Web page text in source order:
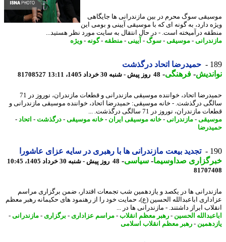
سوگ محرم در بین مازندرانی ها جایگاهی
دارد، به گونه ای که با موسیقی آیینی و بومی این
درآمیخته است. - در ﺣﺎل اﻧﺘﻘﺎل ﺑﻪ ﺳﺎﯾﺖ ﻣﻮرد ﻧﻈﺮ ﻫﺴﺘﯿﺪ...
- موسیقی-سوگ-آیینی -منطقه-گونه-ویژه
حمیدرضا اتحاد درگذشت
-فرهنگی-48 روز پیش - شنبه 30 خرداد 1405، 13:11 81708527
حمیدرضا اتحاد، خواننده موسیقی مازندرانی و قطعات مازندران، نوروز در 71
درگذشت. - خانه موسیقی: حمیدرضا اتحاد، خواننده موسیقی مازندرانی و
مازندران، نوروز در 71 سالگی درگذشت. ...
-مازندرانی- خانه موسیقی ایران - خانه موسیقی-درگذشت-اتحاد -
تجدید بیعت مازندرانی ها با رهبری در سایه عزای عاشورا
صداوسیما-سیاسی-48 روز پیش - شنبه 30 خرداد 1405، 10:45
ها در یکصد و یازدهمین شب تجمعات اقتدار، ضمن برگزاری مراسم
اباعبدالله الحسین (ع)، حمایت خود را از رهنمود های حکیمانه رهبر معظم
ابراز داشتند. - مازندرانی ها در ...
الحسین-رهبر معظم انقلاب-مراسم عزاداری- برگزاری - مازندرانی-
-رهبر معظم انقلاب اسلامی